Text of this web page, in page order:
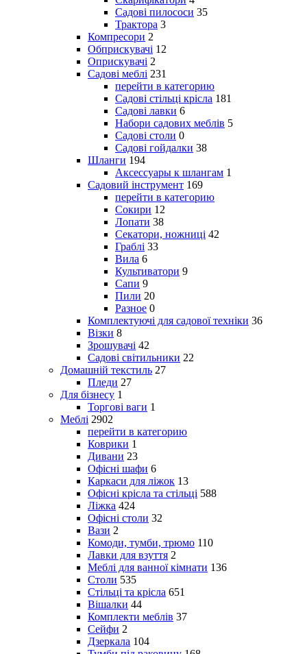
Садові пилососи 35
Трактора 3
Компресори 2
Обприскувачі 12
Оприскувачі 2
Садові меблі 231
перейти в категорию
Садові стільці крісла 181
Садові лавки 6
Набори садових меблів 5
Садові столи 0
Садові гойдалки 38
Шланги 194
Аксессуары к шлангам 1
Садовий інструмент 169
перейти в категорию
Сокири 12
Лопати 38
Секатори, ножниці 42
Граблі 33
Вила 6
Культиватори 9
Сапи 9
Пили 20
Разное 0
Комплектуючі для садової техніки 36
Візки 8
Зрошувачі 42
Садові світильники 22
Домашній текстиль 27
Пледи 27
Для бізнесу 1
Торгові ваги 1
Меблі 2902
перейти в категорию
Коврики 1
Дивани 23
Офісні шафи 6
Каркаси для ліжок 13
Офісні крісла та стільці 588
Ліжка 424
Офісні столи 32
Вази 2
Комоди, тумби, трюмо 110
Лавки для взуття 2
Меблі для ванної кімнати 136
Столи 535
Стільці та крісла 651
Вішалки 44
Комплекти меблів 37
Сейфи 2
Дзеркала 104